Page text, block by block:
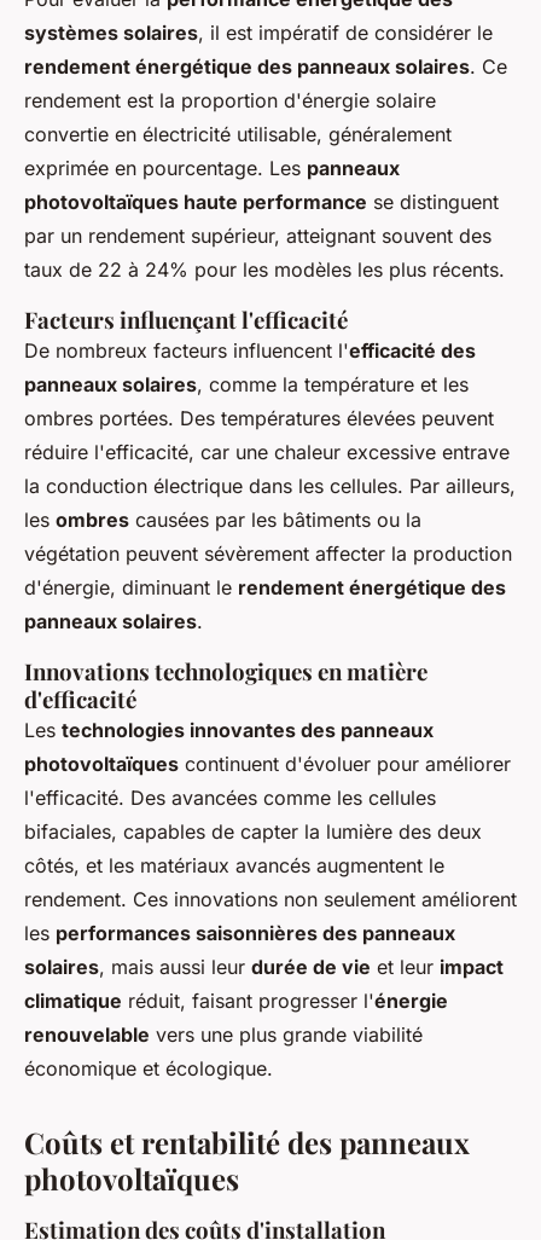
systèmes solaires, il est impératif de considérer le
rendement énergétique des panneaux solaires. Ce
rendement est la proportion d'énergie solaire
convertie en électricité utilisable, généralement
exprimée en pourcentage. Les panneaux
photovoltaïques haute performance se distinguent
par un rendement supérieur, atteignant souvent des
taux de 22 à 24% pour les modèles les plus récents.
Facteurs influençant l'efficacité
De nombreux facteurs influencent l'efficacité des
panneaux solaires, comme la température et les
ombres portées. Des températures élevées peuvent
réduire l'efficacité, car une chaleur excessive entrave
la conduction électrique dans les cellules. Par ailleurs,
les ombres causées par les bâtiments ou la
végétation peuvent sévèrement affecter la production
d'énergie, diminuant le rendement énergétique des
panneaux solaires.
Innovations technologiques en matière
d'efficacité
Les technologies innovantes des panneaux
photovoltaïques continuent d'évoluer pour améliorer
l'efficacité. Des avancées comme les cellules
bifaciales, capables de capter la lumière des deux
côtés, et les matériaux avancés augmentent le
rendement. Ces innovations non seulement améliorent
les performances saisonnières des panneaux
solaires, mais aussi leur durée de vie et leur impact
climatique réduit, faisant progresser l'énergie
renouvelable vers une plus grande viabilité
économique et écologique.
Coûts et rentabilité des panneaux
photovoltaïques
Estimation des coûts d'installation